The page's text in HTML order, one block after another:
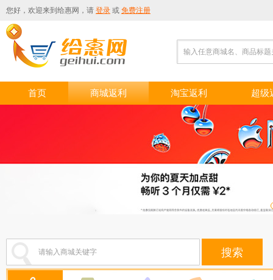
您好，欢迎来到 给惠网 ，请 登录 或 免费注册
输入任意商城名、商品标
首页 商城返利 淘宝返利 超级
请输入商城关键字 搜索